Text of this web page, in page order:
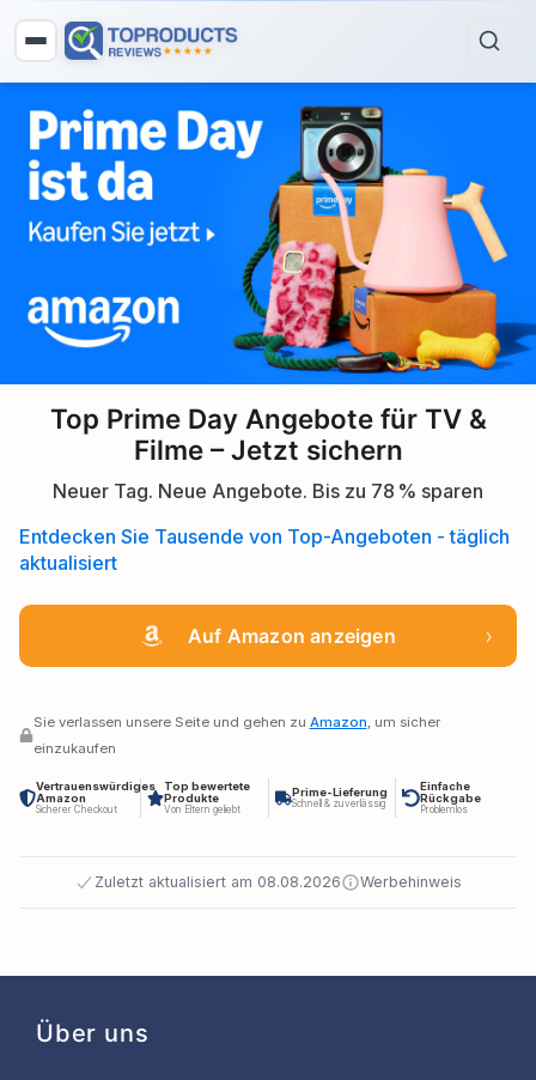
Top Prime Day Angebote für TV &
Filme – Jetzt sichern
Neuer Tag. Neue Angebote. Bis zu 78 % sparen
Entdecken Sie Tausende von Top-Angeboten - täglich
aktualisiert
Auf Amazon anzeigen ›
Sie verlassen unsere Seite und gehen zu Amazon, um sicher
einzukaufen
Vertrauenswürdiges
Amazon
Sicherer Checkout
Top bewertete
Produkte
Von Eltern geliebt
Prime-Lieferung
Schnell & zuverlässig
Einfache
Rückgabe
Problemlos
Zuletzt aktualisiert am 08.08.2026 Werbehinweis
Über uns